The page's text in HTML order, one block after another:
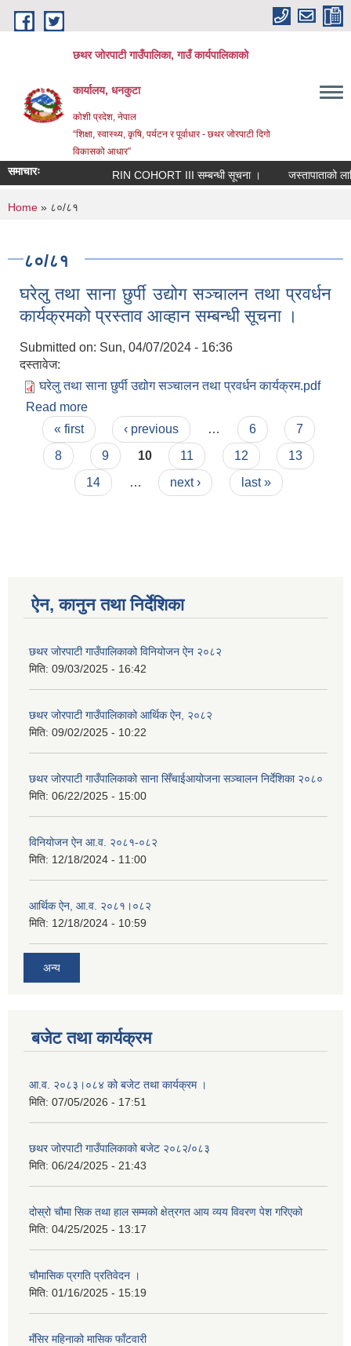
Skip to main content
छथर जोरपाटी गाउँपालिका, गाउँ कार्यपालिकाको
कार्यालय, धनकुटा
कोशी प्रदेश, नेपाल
“शिक्षा, स्वास्थ्य, कृषि, पर्यटन र पूर्वाधार - छथर जोरपाटी दिगो
विकासको आधार”
समाचारः RIN COHORT III सम्बन्धी सूचना । जस्तापाताको
You are here
Home » ८०/८१
८०/८१
घरेलु तथा साना छुर्पी उद्योग सञ्चालन तथा प्रवर्धन
कार्यक्रमको प्रस्ताव आव्हान सम्बन्धी सूचना ।
Submitted on: Sun, 04/07/2024 - 16:36
दस्तावेज:
घरेलु तथा साना छुर्पी उद्योग सञ्चालन तथा प्रवर्धन कार्यक्रम.pdf
Read more
कार्यक्रमको प्रस्ताव आव्हान सम्बन्धी सूचना ।
Pages
« first ‹ previous … 6
7
8
9 10 11 12
13
14
… next › last »
ऐन, कानुन तथा निर्देशिका
छथर जोरपाटी गाउँपालिकाको विनियोजन ऐन २०८२
मिति: 09/03/2025 - 16:42
छथर जोरपाटी गाउँपालिकाको आर्थिक ऐन, २०८२
मिति: 09/02/2025 - 10:22
छथर जोरपाटी गाउँपालिकाको साना सिँचाईआयोजना सञ्चालन निर्देशिका २०८०
मिति: 06/22/2025 - 15:00
विनियोजन ऐन आ.व. २०८१-०८२
मिति: 12/18/2024 - 11:00
आर्थिक ऐन, आ.व. २०८१।०८२
मिति: 12/18/2024 - 10:59
अन्य
बजेट तथा कार्यक्रम
आ.व. २०८३।०८४ को बजेट तथा कार्यक्रम ।
मिति: 07/05/2026 - 17:51
छथर जोरपाटी गाउँपालिकाको बजेट २०८२/०८३
मिति: 06/24/2025 - 21:43
दोस्रो चौमा सिक तथा हाल सम्मको क्षेत्रगत आय व्यय विवरण पेश गरिएको
मिति: 04/25/2025 - 13:17
चौमासिक प्रगति प्रतिवेदन ।
मिति: 01/16/2025 - 15:19
मँसिर महिनाको मासिक फाँटवारी